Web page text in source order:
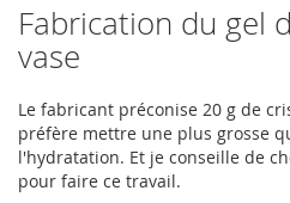
Fabrication du gel
vase
Le fabricant préconise 20 g de
préfère mettre une plus grosse
l'hydratation. Et je conseille de
pour faire ce travail.